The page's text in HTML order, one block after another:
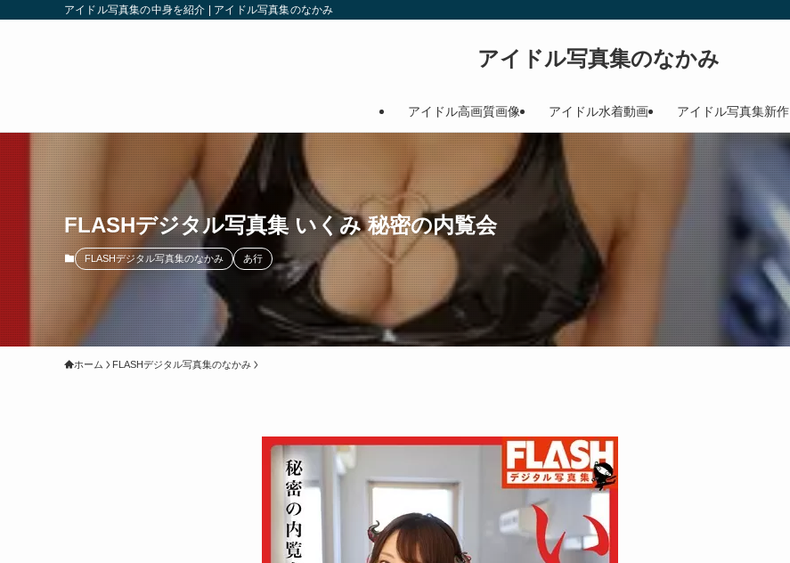
アイドル写真集の中身を紹介 | アイドル写真集のなかみ
アイドル写真集のなかみ
アイドル高画質画像 アイドル水着動画 アイドル写真集新作
FLASHデジタル写真集 いくみ 秘密の内覧会
FLASHデジタル写真集のなかみ あ行
ホーム FLASHデジタル写真集のなかみ